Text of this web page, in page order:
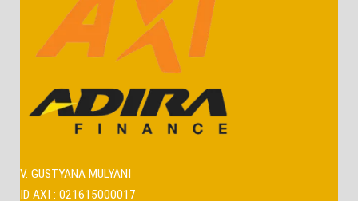
V. GUSTYANA MULYANI
ID AXI : 021615000017